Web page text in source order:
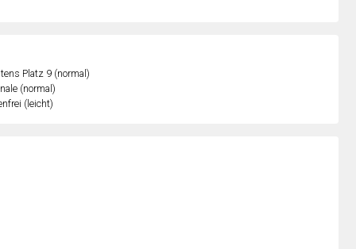
Platz 9 (normal)
(normal)
(leicht)